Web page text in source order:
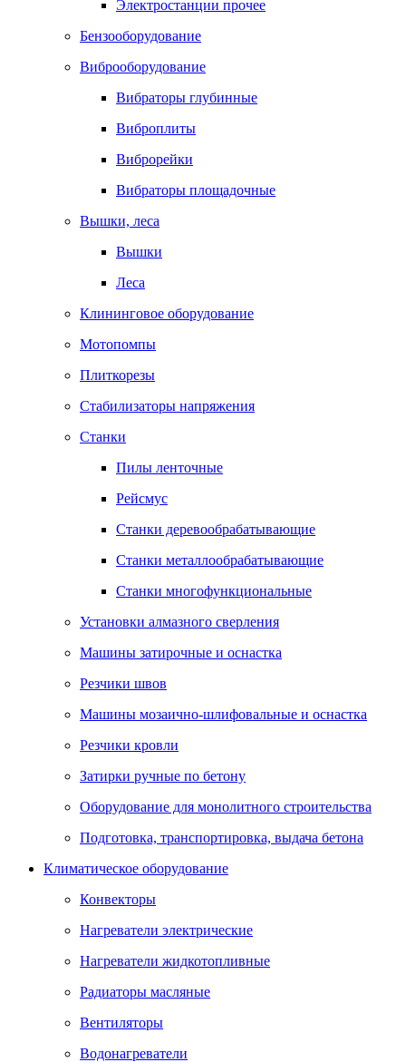
Электростанции прочее
Бензооборудование
Виброоборудование
Вибраторы глубинные
Виброплиты
Виброрейки
Вибраторы площадочные
Вышки, леса
Вышки
Леса
Клининговое оборудование
Мотопомпы
Плиткорезы
Стабилизаторы напряжения
Станки
Пилы ленточные
Рейсмус
Станки деревообрабатывающие
Станки металлообрабатывающие
Станки многофункциональные
Установки алмазного сверления
Машины затирочные и оснастка
Резчики швов
Машины мозаично-шлифовальные и оснастка
Резчики кровли
Затирки ручные по бетону
Оборудование для монолитного строительства
Подготовка, транспортировка, выдача бетона
Климатическое оборудование
Конвекторы
Нагреватели электрические
Нагреватели жидкотопливные
Радиаторы масляные
Вентиляторы
Водонагреватели